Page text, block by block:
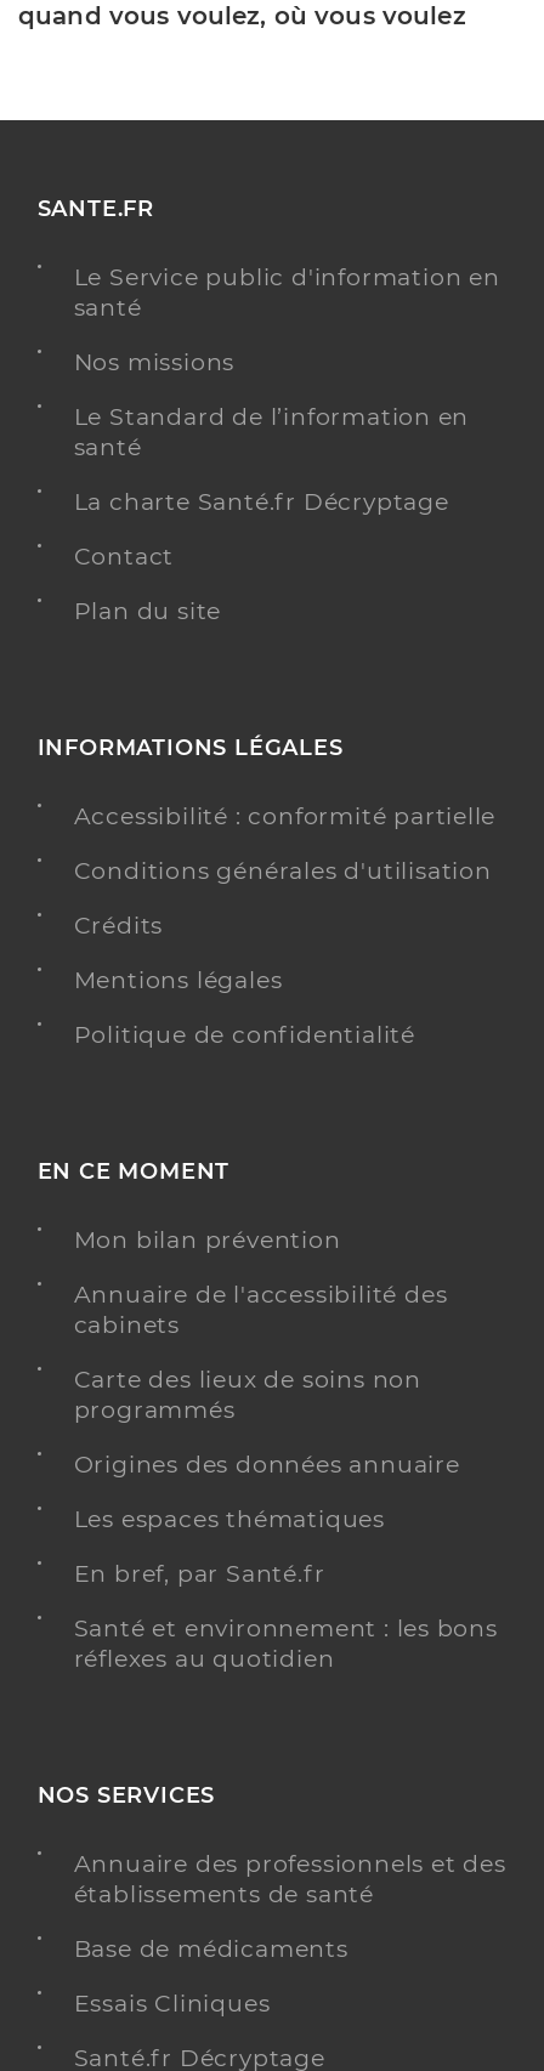
quand vous voulez, où vous voulez
SANTE.FR
Le Service public d'information en
santé
Nos missions
Le Standard de l’information en
santé
La charte Santé.fr Décryptage
Contact
Plan du site
INFORMATIONS LÉGALES
Accessibilité : conformité partielle
Conditions générales d'utilisation
Crédits
Mentions légales
Politique de confidentialité
EN CE MOMENT
Mon bilan prévention
Annuaire de l'accessibilité des
cabinets
Carte des lieux de soins non
programmés
Origines des données annuaire
Les espaces thématiques
En bref, par Santé.fr
Santé et environnement : les bons
réflexes au quotidien
NOS SERVICES
Annuaire des professionnels et des
établissements de santé
Base de médicaments
Essais Cliniques
Santé.fr Décryptage